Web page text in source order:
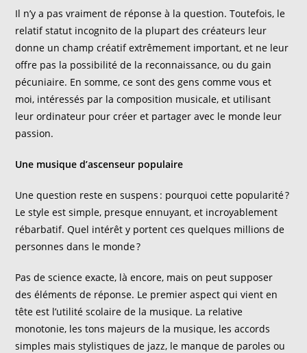
Il n’y a pas vraiment de réponse à la question. Toutefois, le
relatif statut incognito de la plupart des créateurs leur
donne un champ créatif extrêmement important, et ne leur
offre pas la possibilité de la reconnaissance, ou du gain
pécuniaire. En somme, ce sont des gens comme vous et
moi, intéressés par la composition musicale, et utilisant
leur ordinateur pour créer et partager avec le monde leur
passion.
Une musique d’ascenseur populaire
Une question reste en suspens : pourquoi cette popularité ?
Le style est simple, presque ennuyant, et incroyablement
rébarbatif. Quel intérêt y portent ces quelques millions de
personnes dans le monde ?
Pas de science exacte, là encore, mais on peut supposer
des éléments de réponse. Le premier aspect qui vient en
tête est l’utilité scolaire de la musique. La relative
monotonie, les tons majeurs de la musique, les accords
simples mais stylistiques de jazz, le manque de paroles ou